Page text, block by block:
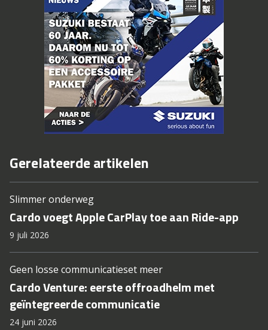
Gerelateerde artikelen
Slimmer onderweg
Cardo voegt Apple CarPlay toe aan Ride-app
9 juli 2026
Geen losse communicatieset meer
Cardo Venture: eerste offroadhelm met
geïntegreerde communicatie
24 juni 2026